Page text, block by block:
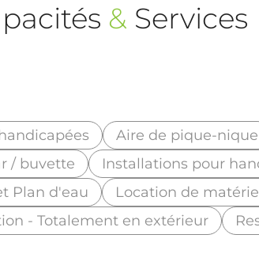
& Services
Aire de pique-nique
/ buvette
Installations pour
Plan d'eau Location de
- Totalement en extérieur